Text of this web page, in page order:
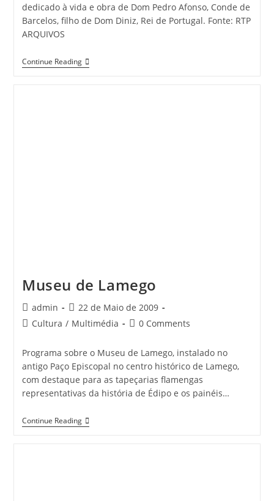
dedicado à vida e obra de Dom Pedro Afonso, Conde de
Barcelos, filho de Dom Diniz, Rei de Portugal. Fonte: RTP
ARQUIVOS
Continue ReadingVenham
Comigo
Museu de Lamego
Post
author:
admin
Post
published:
22 de Maio de 2009
PostCultura / Multimédia
Post0 Comments
Programa sobre o Museu de Lamego, instalado no
antigo Paço Episcopal no centro histórico de Lamego,
com destaque para as tapeçarias flamengas
representativas da história de Édipo e os painéis…
Continue ReadingMuseu
De